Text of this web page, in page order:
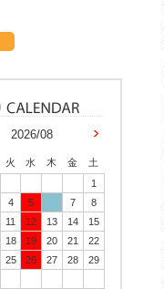
2026/08
火 水 木 金
土
1
4 5 6 7
8
11 12 13 14
15
18 19 20 21
22
25 26 27 28
29